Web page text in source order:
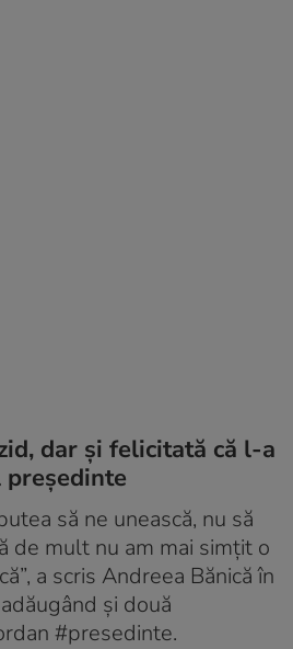
dar și felicitată că l-a
să ne unească, nu să
de mult nu am mai simțit o
a scris Andreea Bănică în
și două
#presedinte.